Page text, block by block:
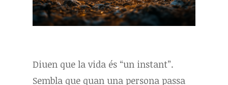
Diuen que la vida és “un instant”.
Sembla que quan una persona passa